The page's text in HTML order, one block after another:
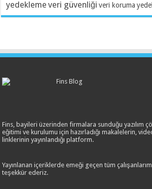
yedekleme veri güvenliği veri koruma
Fins, bayileri üzerinden firmalara sunduğu yazılım
eğitimi ve kurulumu için hazırladığı makalelerin,
linklerinin yayınlandığı platform.
Yayınlanan içeriklerde emeği geçen tüm
teşekkür ederiz.